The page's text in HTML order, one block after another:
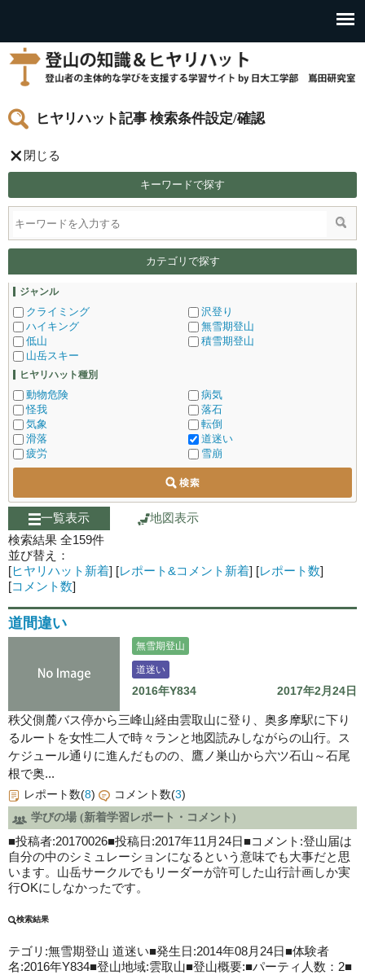
ヒヤリハット記事 検索条件設定/確認
閉じる
キーワードで探す
カテゴリで探す
ジャンル
クライミング
ハイキング
低山
山岳スキー
沢登り
無雪期登山
積雪期登山
ヒヤリハット種別
動物危険
怪我
気象
滑落
疲労
病気
落石
転倒
道迷い
雪崩
一覧表示 地図表示
検索結果 全159件
並び替え：
[ヒヤリハット新着] [レポート&コメント新着] [レポート数]
[コメント数]
道間違い
無雪期登山
道迷い
2016年Y834 2017年2月24日
秩父側麓バス停から三峰山経由雲取山に登り、奥多摩駅に下り
るルートを女性二人で時々ランと地図読みしながらの山行。ス
ケジュール通りに進んだものの、鷹ノ巣山から六ツ石山～石尾
根で奥...
レポート数(8) コメント数(3)
学びの場 (新着学習レポート・コメント)
■投稿者:20170026■投稿日:2017年11月24日■コメント:登山届は
自分の中のシミュレーションになるという意味でも大事だと思
います。山岳サークルでもリーダーが許可した山行計画しか実
行OKにしなかったです。
検索結果
テゴリ:無雪期登山 道迷い■発生日:2014年08月24日■体験者
名:2016年Y834■登山地域:雲取山■登山概要:■パーティ人数：2■